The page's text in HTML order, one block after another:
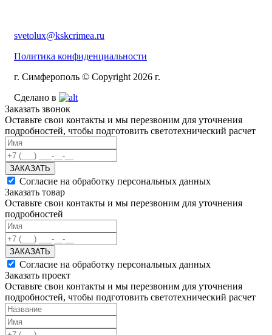
svetolux@kskcrimea.ru
Политика конфиденциальности
г. Симферополь © Copyright 2026 г.
Сделано в
Заказать звонок
Оставьте свои контакты и мы перезвоним для уточнения
подробностей, чтобы подготовить светотехнический расчет
ЗАКАЗАТЬ
Согласие на обработку персональных данных
Заказать товар
Оставьте свои контакты и мы перезвоним для уточнения
подробностей
ЗАКАЗАТЬ
Согласие на обработку персональных данных
Заказать проект
Оставьте свои контакты и мы перезвоним для уточнения
подробностей, чтобы подготовить светотехнический расчет